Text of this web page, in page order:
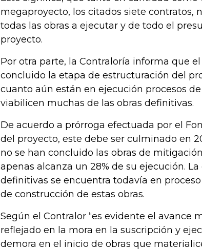
megaproyecto, los citados siete contratos,
todas las obras a ejecutar y de todo el
proyecto.
Por otra parte, la Contraloría informa que
concluido la etapa de estructuración del
cuanto aún están en ejecución procesos
viabilicen muchas de las obras definitivas.
De acuerdo a prórroga efectuada por el
del proyecto, este debe ser culminado en
no se han concluido las obras de
apenas alcanza un 28% de su ejecución.
definitivas se encuentra todavía en
de construcción de estas obras.
Según el Contralor “es evidente el avance
reflejado en la mora en la suscripción y
demora en el inicio de obras que